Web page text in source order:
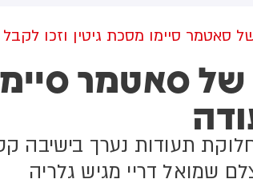
לי על פינוי 1,700 משפחות
בקרובסאטמר סיימו מסכת גיטין וזכו
של סאטמר
תעודות נערך בישיבה
שמואל דריי מגיש גלריה